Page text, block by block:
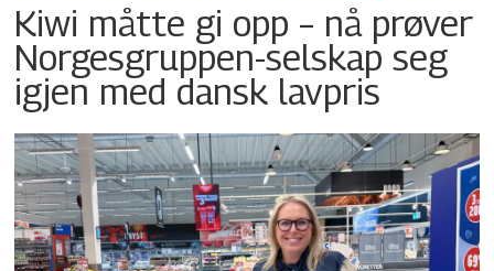
Kiwi måtte gi opp – nå prøver
Norgesgruppen-selskap seg
igjen med dansk lavpris